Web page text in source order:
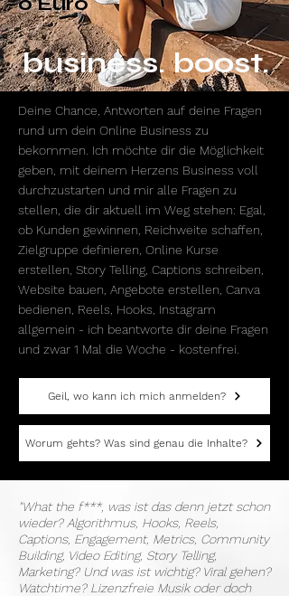
business. boost.
Deine Chance, Antworten auf deine Fragen
rund um dein Online Business zu
bekommen. Ich möchte dir die Möglichkeit
geben, mit deinem Herzens Business voll
durchzustarten und mir alle Fragen zu
stellen, die dir aktuell im Weg stehen: Egal,
ob Kunden gewinnen, Reichweite schaffen,
Zielgruppe definieren, Online Kurse
erstellen, Story Telling, Captions schreiben,
Website bauen, Angebote erstellen, Canva
bedienen, Reels, Hooks, Instagram
allgemein - ich beantworte dir deine Fragen
und zwar 1 Mal die Woche - kostenfrei.
Geil, wo kann ich mich anmelden?
Worum gehts? Was sind genau die Inhalte?
"What the f***, was ist das denn jetzt schon
wieder? Algorithmus, Hooks, Reels,
Captions, Engagement, Metrics, Community
Building, Video Editing, Story Telling,
Marketing? Und was ist wichtig? Viral gehen?
Watchtime? Lizenzfreie Musik oder doch